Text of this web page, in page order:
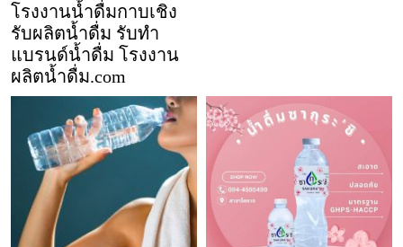
โรงงานน้ำดื่มกาบเชิง
รับผลิตน้ำดื่ม รับทำ
แบรนด์น้ำดื่ม โรงงาน
ผลิตน้ำดื่ม.com